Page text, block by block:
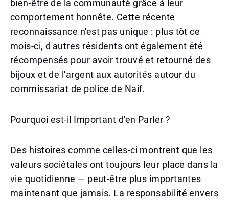
bien-être de la communauté grâce à leur
comportement honnête. Cette récente
reconnaissance n'est pas unique : plus tôt ce
mois-ci, d'autres résidents ont également été
récompensés pour avoir trouvé et retourné des
bijoux et de l'argent aux autorités autour du
commissariat de police de Naif.
Pourquoi est-il Important d'en Parler ?
Des histoires comme celles-ci montrent que les
valeurs sociétales ont toujours leur place dans la
vie quotidienne — peut-être plus importantes
maintenant que jamais. La responsabilité envers